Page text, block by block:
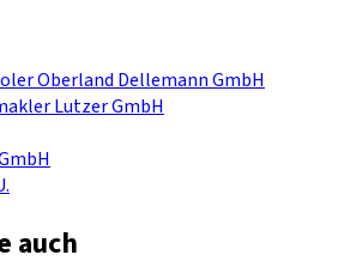
Oberland Dellemann GmbH
Lutzer GmbH
auch